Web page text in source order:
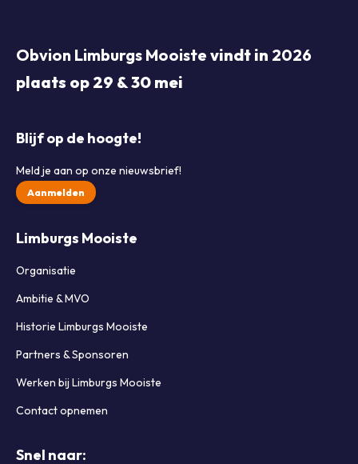
Obvion Limburgs Mooiste vindt in 2026
plaats op 29 & 30 mei
Blijf op de hoogte!
Meld je aan op onze nieuwsbrief!
Aanmelden
Limburgs Mooiste
Organisatie
Ambitie & MVO
Historie Limburgs Mooiste
Partners & Sponsoren
Werken bij Limburgs Mooiste
Contact opnemen
Snel naar: